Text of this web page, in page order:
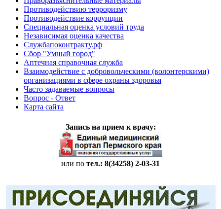
Противодействию терроризму
Противодействие коррупции
Специальная оценка условий труда
Независимая оценка качества
Службапоконтракту.рф
Сбор "Умный город"
Аптечная справочная служба
Взаимодействие с добровольческими (волонтерскими)
организациями в сфере охраны здоровья
Часто задаваемые вопросы
Вопрос - Ответ
Карта сайта
Запись на прием к врачу:
или по тел.: 8(34258) 2-03-31